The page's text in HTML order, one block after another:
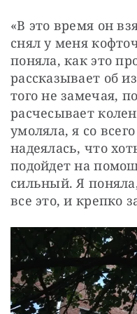
«В это время он
снял у меня
поняла, как это
рассказывает об
того не замечая,
расчесывает
умоляла, я со
надеялась, что
подойдет на
сильный. Я
все это, и крепко